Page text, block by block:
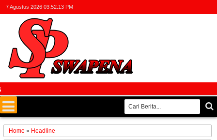
7 Agustus 2026 03:52:14 PM
Home » Headline